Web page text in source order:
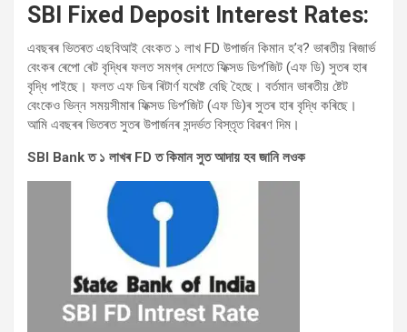
SBI Fixed Deposit Interest Rates:
এবছৰৰ ভিতৰত এছবিআই বেংকত ১ লাখ FD উপাৰ্জন কিমান হ’ব? ভাৰতীয় ৰিজাৰ্ভ
বেংকৰ ৰেপো ৰেট বৃদ্ধিৰ ফলত সমগ্ৰ দেশতে ফিক্সড ডিপ’জিট (এফ ডি) সুতৰ হাৰ
বৃদ্ধি পাইছে। ফলত এফ ডিৰ ৰিটাৰ্ণ যথেষ্ট বেছি হৈছে। বৰ্তমান ভাৰতীয় ষ্টেট
বেংকেও ভিন্ন সময়সীমাৰ ফিক্সড ডিপ’জিট (এফ ডি)ৰ সুতৰ হাৰ বৃদ্ধি কৰিছে।
আমি এবছৰৰ ভিতৰত সুতৰ উপাৰ্জনৰ সন্দৰ্ভত বিস্তৃত বিৱৰণ দিম।
SBI Bank ত ১ লাখৰ FD ত কিমান সুত আদায় হব জানি লওক